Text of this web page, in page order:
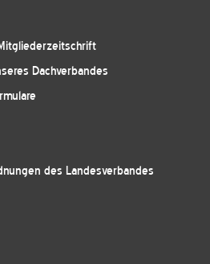
Dachverbandes
des Landesverbandes